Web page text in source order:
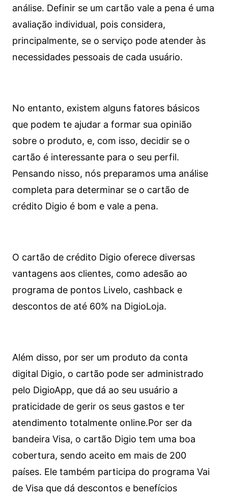
análise. Definir se um cartão vale a pena é uma
avaliação individual, pois considera,
principalmente, se o serviço pode atender às
necessidades pessoais de cada usuário.
No entanto, existem alguns fatores básicos
que podem te ajudar a formar sua opinião
sobre o produto, e, com isso, decidir se o
cartão é interessante para o seu perfil.
Pensando nisso, nós preparamos uma análise
completa para determinar se o cartão de
crédito Digio é bom e vale a pena.
O cartão de crédito Digio oferece diversas
vantagens aos clientes, como adesão ao
programa de pontos Livelo, cashback e
descontos de até 60% na DigioLoja.
Além disso, por ser um produto da conta
digital Digio, o cartão pode ser administrado
pelo DigioApp, que dá ao seu usuário a
praticidade de gerir os seus gastos e ter
atendimento totalmente online.Por ser da
bandeira Visa, o cartão Digio tem uma boa
cobertura, sendo aceito em mais de 200
países. Ele também participa do programa Vai
de Visa que dá descontos e benefícios